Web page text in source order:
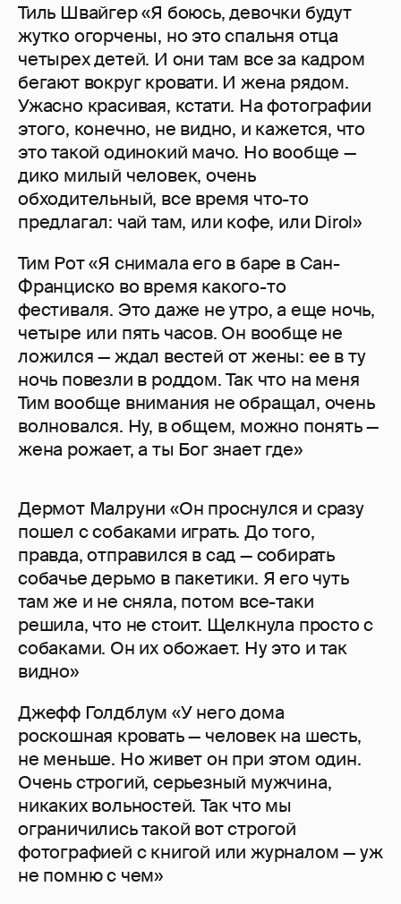
Тиль Швайгер «Я боюсь, девочки будут
жутко огорчены, но это спальня отца
четырех детей. И они там все за кадром
бегают вокруг кровати. И жена рядом.
Ужасно красивая, кстати. На фотографии
этого, конечно, не видно, и кажется, что
это такой одинокий мачо. Но вообще —
дико милый человек, очень
обходительный, все время что-то
предлагал: чай там, или кофе, или Dirol»
Тим Рот «Я снимала его в баре в Сан-
Франциско во время какого-то
фестиваля. Это даже не утро, а еще ночь,
четыре или пять часов. Он вообще не
ложился — ждал вестей от жены: ее в ту
ночь повезли в роддом. Так что на меня
Тим вообще внимания не обращал, очень
волновался. Ну, в общем, можно понять —
жена рожает, а ты Бог знает где»
Дермот Малруни «Он проснулся и сразу
пошел с собаками играть. До того,
правда, отправился в сад — собирать
собачье дерьмо в пакетики. Я его чуть
там же и не сняла, потом все-таки
решила, что не стоит. Щелкнула просто с
собаками. Он их обожает. Ну это и так
видно»
Джефф Голдблум «У него дома
роскошная кровать — человек на шесть,
не меньше. Но живет он при этом один.
Очень строгий, серьезный мужчина,
никаких вольностей. Так что мы
ограничились такой вот строгой
фотографией с книгой или журналом — уж
не помню с чем»